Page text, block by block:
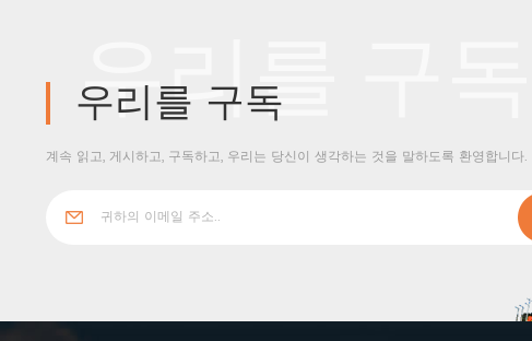
우리를 구독
우리를 구독
계속 읽고, 게시하고, 구독하고, 우리는 당신이 생각하는 것을 말하도록 환영합니다.